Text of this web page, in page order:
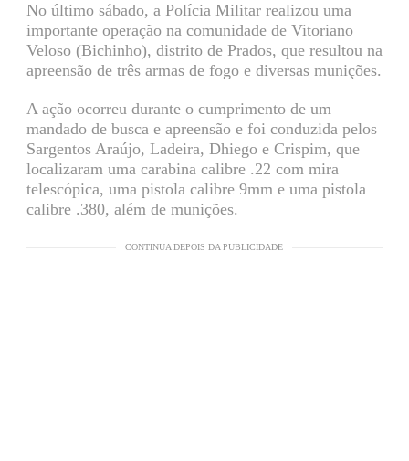
No último sábado, a Polícia Militar realizou uma
importante operação na comunidade de Vitoriano
Veloso (Bichinho), distrito de Prados, que resultou na
apreensão de três armas de fogo e diversas munições.
A ação ocorreu durante o cumprimento de um
mandado de busca e apreensão e foi conduzida pelos
Sargentos Araújo, Ladeira, Dhiego e Crispim, que
localizaram uma carabina calibre .22 com mira
telescópica, uma pistola calibre 9mm e uma pistola
calibre .380, além de munições.
CONTINUA DEPOIS DA PUBLICIDADE